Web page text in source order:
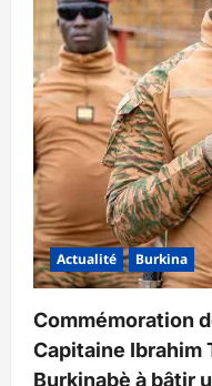
Actualité Burkina
Commémoration
Capitaine Ibrahim
Burkinabè à bâtir